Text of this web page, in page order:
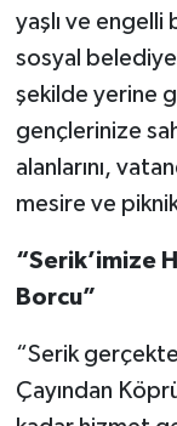
yaşlı ve engelli
sosyal
şekilde yerine
gençlerinize
alanlarını,
mesire ve piknik
“Serik’imize
Borcu”
“Serik
Çayından